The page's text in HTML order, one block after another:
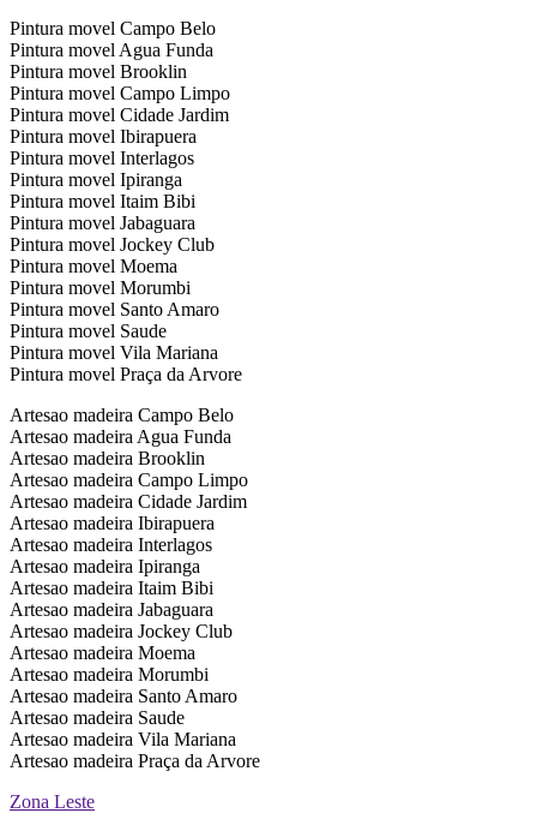
Pintura movel Campo Belo
Pintura movel Agua Funda
Pintura movel Brooklin
Pintura movel Campo Limpo
Pintura movel Cidade Jardim
Pintura movel Ibirapuera
Pintura movel Interlagos
Pintura movel Ipiranga
Pintura movel Itaim Bibi
Pintura movel Jabaguara
Pintura movel Jockey Club
Pintura movel Moema
Pintura movel Morumbi
Pintura movel Santo Amaro
Pintura movel Saude
Pintura movel Vila Mariana
Pintura movel Praça da Arvore
Artesao madeira Campo Belo
Artesao madeira Agua Funda
Artesao madeira Brooklin
Artesao madeira Campo Limpo
Artesao madeira Cidade Jardim
Artesao madeira Ibirapuera
Artesao madeira Interlagos
Artesao madeira Ipiranga
Artesao madeira Itaim Bibi
Artesao madeira Jabaguara
Artesao madeira Jockey Club
Artesao madeira Moema
Artesao madeira Morumbi
Artesao madeira Santo Amaro
Artesao madeira Saude
Artesao madeira Vila Mariana
Artesao madeira Praça da Arvore
Zona Leste